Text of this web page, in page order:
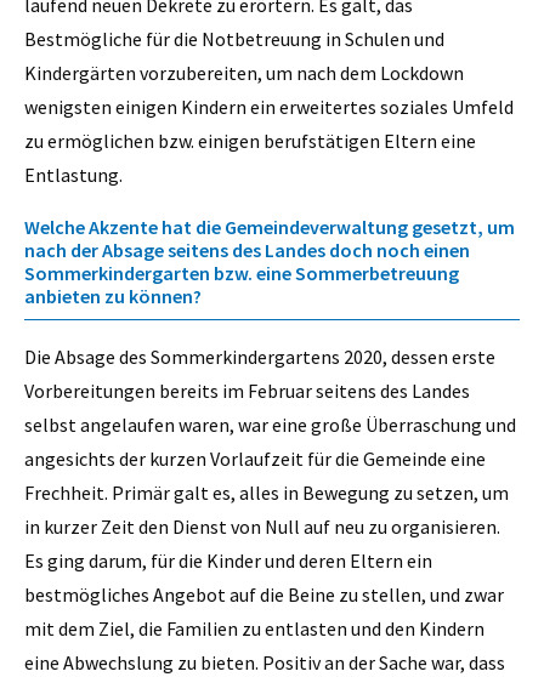
Bestmögliche für die Notbetreuung in Schulen und
Kindergärten vorzubereiten, um nach dem Lockdown
wenigsten einigen Kindern ein erweitertes soziales Umfeld
zu ermöglichen bzw. einigen berufstätigen Eltern eine
Entlastung.
Welche Akzente hat die Gemeindeverwaltung gesetzt, um
nach der Absage seitens des Landes doch noch einen
Sommerkindergarten bzw. eine Sommerbetreuung
anbieten zu können?
Die Absage des Sommerkindergartens 2020, dessen erste
Vorbereitungen bereits im Februar seitens des Landes
selbst angelaufen waren, war eine große Überraschung und
angesichts der kurzen Vorlaufzeit für die Gemeinde eine
Frechheit. Primär galt es, alles in Bewegung zu setzen, um
in kurzer Zeit den Dienst von Null auf neu zu organisieren.
Es ging darum, für die Kinder und deren Eltern ein
bestmögliches Angebot auf die Beine zu stellen, und zwar
mit dem Ziel, die Familien zu entlasten und den Kindern
eine Abwechslung zu bieten. Positiv an der Sache war, dass